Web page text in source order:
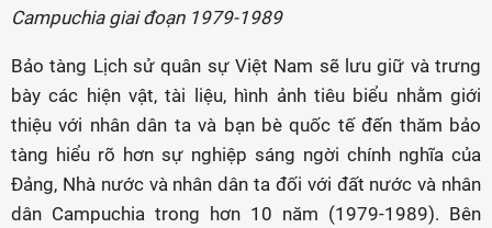
Campuchia giai đoạn 1979-1989
Bảo tàng Lịch sử quân sự Việt Nam sẽ lưu giữ và trưng
bày các hiện vật, tài liệu, hình ảnh tiêu biểu nhằm giới
thiệu với nhân dân ta và bạn bè quốc tế đến thăm bảo
tàng hiểu rõ hơn sự nghiệp sáng ngời chính nghĩa của
Đảng, Nhà nước và nhân dân ta đối với đất nước và nhân
dân Campuchia trong hơn 10 năm (1979-1989). Bên